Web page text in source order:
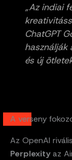
„Az indiai
ChatGPT
és új
A verseny
Az OpenAI
Perplexityaz